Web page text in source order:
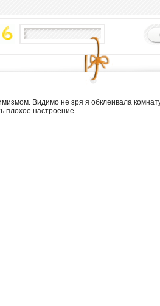
Видимо не зря я обклеивала
плохое настроение.